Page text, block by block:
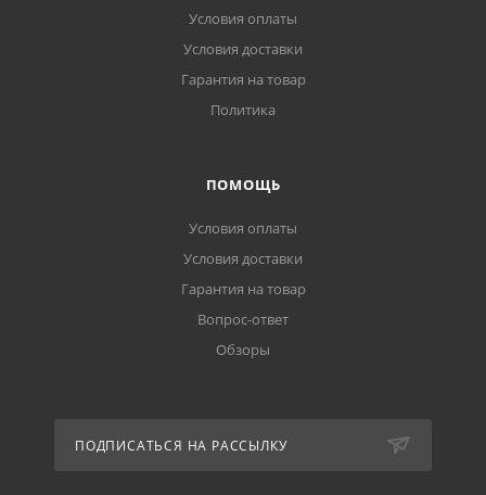
Условия оплаты
Условия доставки
Гарантия на товар
Политика
ПОМОЩЬ
Условия оплаты
Условия доставки
Гарантия на товар
Вопрос-ответ
Обзоры
ПОДПИСАТЬСЯ НА РАССЫЛКУ